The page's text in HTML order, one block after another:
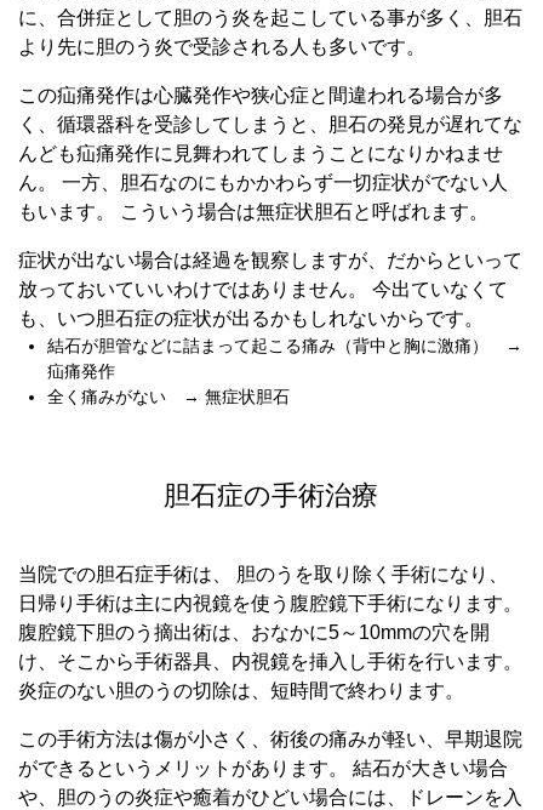
に、合併症として胆のう炎を起こしている事が多く、胆石
より先に胆のう炎で受診される人も多いです。
この疝痛発作は心臓発作や狭心症と間違われる場合が多
く、循環器科を受診してしまうと、胆石の発見が遅れてな
んども疝痛発作に見舞われてしまうことになりかねませ
ん。 一方、胆石なのにもかかわらず一切症状がでない人
もいます。 こういう場合は無症状胆石と呼ばれます。
症状が出ない場合は経過を観察しますが、だからといって
放っておいていいわけではありません。 今出ていなくて
も、いつ胆石症の症状が出るかもしれないからです。
結石が胆管などに詰まって起こる痛み（背中と胸に激痛） →
疝痛発作
全く痛みがない → 無症状胆石
胆石症の手術治療
当院での胆石症手術は、 胆のうを取り除く手術になり、
日帰り手術は主に内視鏡を使う腹腔鏡下手術になります。
腹腔鏡下胆のう摘出術は、おなかに5～10mmの穴を開
け、そこから手術器具、内視鏡を挿入し手術を行います。
炎症のない胆のうの切除は、短時間で終わります。
この手術方法は傷が小さく、術後の痛みが軽い、早期退院
ができるというメリットがあります。 結石が大きい場合
や、胆のうの炎症や癒着がひどい場合には、ドレーンを入